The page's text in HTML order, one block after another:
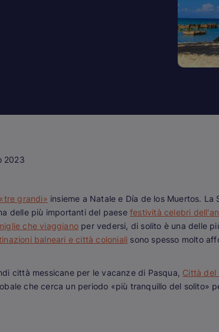
2023
grandi» insieme a Natale e Día de los Muertos. La
delle più importanti del paese festività celebri
che viaggiano per vedersi, di solito è una delle
balneari e città coloniali sono spesso molto
città messicane per le vacanze di Pasqua, Città del
che cerca un periodo «più tranquillo del solito»